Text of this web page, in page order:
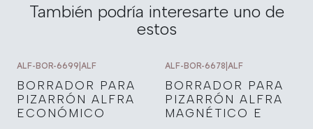
También podría interesarte uno de
estos
ALF-BOR-6699 ALF
BORRADOR PARA
PIZARRÓN ALFRA
ECONÓMICO
ALF-BOR-6678 ALF
BORRADOR PARA
PIZARRÓN ALFRA
MAGNÉTICO E